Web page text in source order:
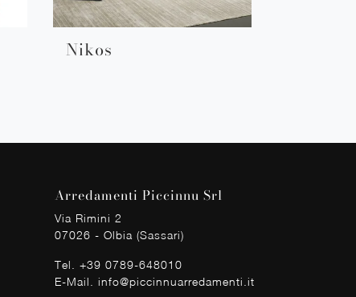
Nikos
Arredamenti Piccinnu Srl
Via Rimini 2
07026 - Olbia (Sassari)
Tel. +39 0789-648010
E-Mail. info@piccinnuarredamenti.it